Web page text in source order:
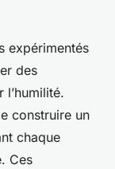
expérimentés
des
construire un
chaque
Ces